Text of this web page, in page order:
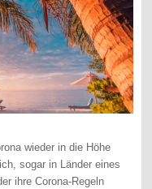
wieder in die Höhe
sogar in Länder eines
ihre Corona-Regeln